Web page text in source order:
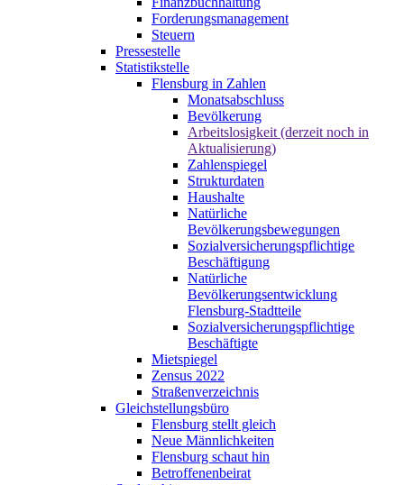
Forderungsmanagement
Steuern
Pressestelle
Statistikstelle
Flensburg in Zahlen
Monatsabschluss
Bevölkerung
Arbeitslosigkeit (derzeit noch in
Aktualisierung)
Zahlenspiegel
Strukturdaten
Haushalte
Natürliche
Bevölkerungsbewegungen
Sozialversicherungspflichtige
Beschäftigung
Natürliche
Bevölkerungsentwicklung
Flensburg-Stadtteile
Sozialversicherungspflichtige
Beschäftigte
Mietspiegel
Zensus 2022
Straßenverzeichnis
Gleichstellungsbüro
Flensburg stellt gleich
Neue Männlichkeiten
Flensburg schaut hin
Betroffenenbeirat